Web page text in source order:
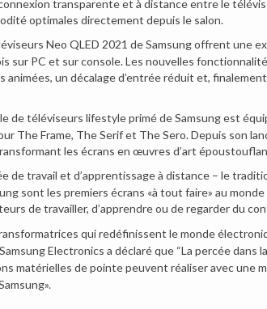
transparente et à distance entre le
optimales directement depuis le salon.
Neo QLED 2021 de Samsung offrent une
sur PC et sur console. Les nouvelles
un décalage d’entrée réduit et,
de téléviseurs lifestyle primé de Samsung est
The Frame, The Serif et The Sero. Depuis son
les écrans en œuvres d’art
de travail et d’apprentissage à distance – le
sont les premiers écrans «à tout faire» au
de travailler, d’apprendre ou de regarder du
qui redéfinissent le monde
Electronics a déclaré que “La percée dans
matérielles de pointe peuvent réaliser avec une